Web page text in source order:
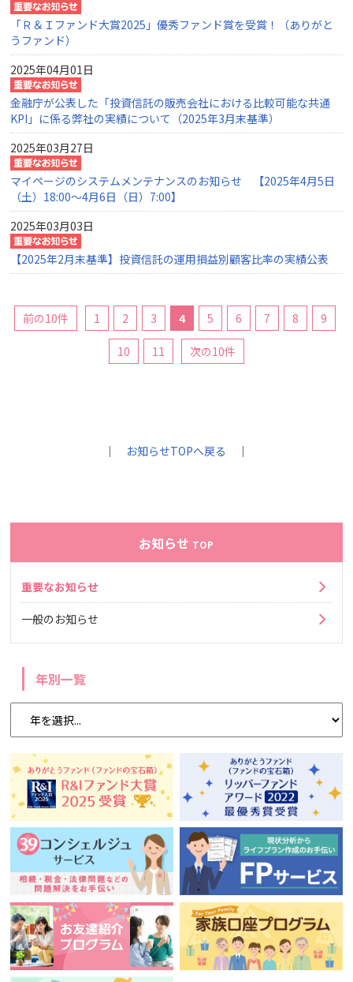
「Ｒ＆Ｉファンド大賞2025」優秀ファンド賞を受賞！（ありがと
うファンド）
2025年04月01日
金融庁が公表した「投資信託の販売会社における比較可能な共通
KPI」に係る弊社の実績について（2025年3月末基準）
2025年03月27日
マイページのシステムメンテナンスのお知らせ 【2025年4月5日
（土）18:00～4月6日（日）7:00】
2025年03月03日
【2025年2月末基準】投資信託の運用損益別顧客比率の実績公表
前の10件 1 2 3 4 5 6 7 8 9
10 11 次の10件
｜ お知らせTOPへ戻る ｜
お知らせ TOP
重要なお知らせ
一般のお知らせ
年別一覧